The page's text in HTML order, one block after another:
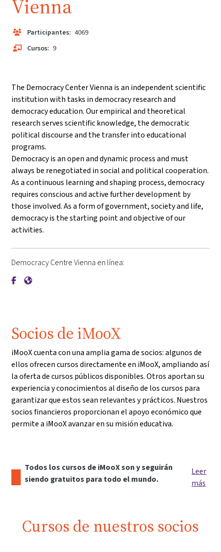
Vienna
Participantes: 4069
Cursos: 9
The Democracy Center Vienna is an independent scientific
institution with tasks in democracy research and
democracy education. Our empirical and theoretical
research serves scientific knowledge, the democratic
political discourse and the transfer into educational
programs.
Democracy is an open and dynamic process and must
always be renegotiated in social and political cooperation.
As a continuous learning and shaping process, democracy
requires conscious and active further development by
those involved. As a form of government, society and life,
democracy is the starting point and objective of our
activities.
Democracy Centre Vienna en línea:
{mlang de}Demokratiezentrum Wien{mlang}{mlang
{mlang de}Demokratiezentrum Wien{mlang}{mlang
Socios de iMooX
iMooX cuenta con una amplia gama de socios: algunos de
ellos ofrecen cursos directamente en iMooX, ampliando así
la oferta de cursos públicos disponibles. Otros aportan su
experiencia y conocimientos al diseño de los cursos para
garantizar que estos sean relevantes y prácticos. Nuestros
socios financieros proporcionan el apoyo económico que
permite a iMooX avanzar en su misión educativa.
Todos los cursos de iMooX son y seguirán
siendo gratuitos para todo el mundo.
Leer
más
Cursos de nuestros socios